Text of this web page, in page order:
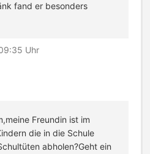
fand er besonders
Uhr
Freundin ist im
die in die Schule
abholen?Geht ein